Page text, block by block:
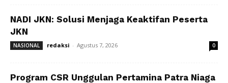
NADI JKN: Solusi Menjaga Keaktifan Peserta
JKN
NASIONAL redaksi - Agustus 7, 2026 0
Program CSR Unggulan Pertamina Patra Niaga